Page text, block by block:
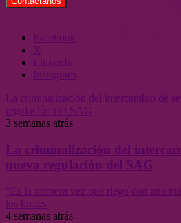
Facebook
X
LinkedIn
Instagram
La criminalización del intercambio de
regulación del SAG
3 semanas atrás
La criminalización del
nueva regulación del SAG
“Es la primera vez que riego con una
los brotes
4 semanas atrás